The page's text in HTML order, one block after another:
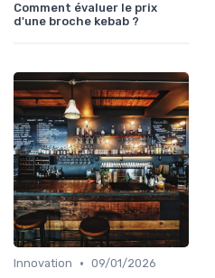
Comment évaluer le prix
d'une broche kebab ?
Innovation • 09/01/2026